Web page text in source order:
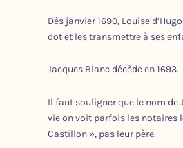
Dès janvier 1690, Louise
dot et les transmettre à ses
Jacques Blanc décède en 1693.
Il faut souligner que le nom de
vie on voit parfois les notaires
Castillon », pas leur père.